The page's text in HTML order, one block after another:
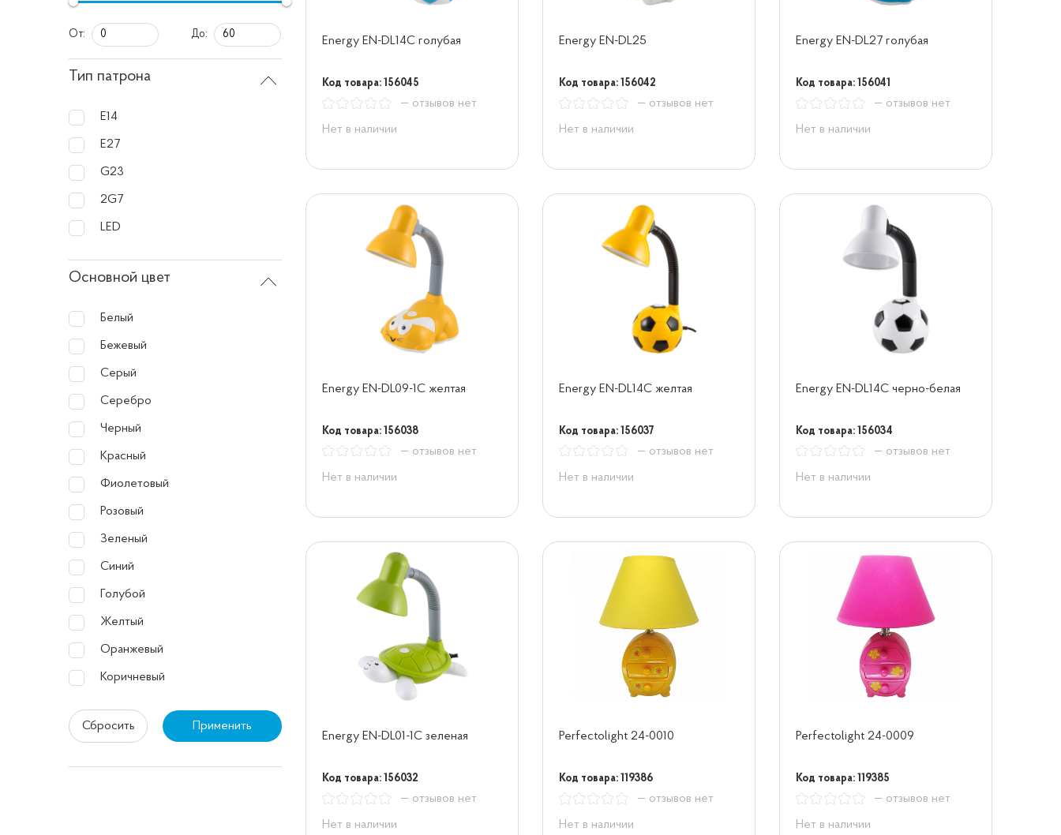
От: До:
Тип патрона
Е14
Е27
G23
2G7
LED
Основной цвет
Белый
Бежевый
Серый
Серебро
Черный
Красный
Фиолетовый
Розовый
Зеленый
Синий
Голубой
Желтый
Оранжевый
Коричневый
Сбросить Применить
Energy EN-DL14C голубая
Код товара: 156045
— отзывов нет
Нет в наличии
Energy EN-DL25
Код товара: 156042
— отзывов нет
Нет в наличии
Energy EN-DL27 голубая
Код товара: 156041
— отзывов нет
Нет в наличии
Energy EN-DL09-1C желтая
Код товара: 156038
— отзывов нет
Нет в наличии
Energy EN-DL14C желтая
Код товара: 156037
— отзывов нет
Нет в наличии
Energy EN-DL14C черно-белая
Код товара: 156034
— отзывов нет
Нет в наличии
Energy EN-DL01-1С зеленая
Код товара: 156032
— отзывов нет
Нет в наличии
Perfectolight 24-0010
Код товара: 119386
— отзывов нет
Нет в наличии
Perfectolight 24-0009
Код товара: 119385
— отзывов нет
Нет в наличии